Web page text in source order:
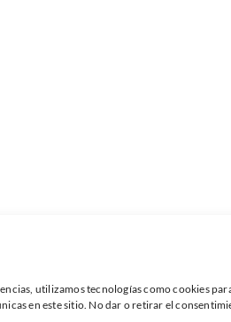
utilizamos tecnologías como cookies
en este sitio. No dar o retirar el